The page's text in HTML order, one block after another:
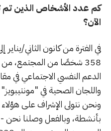
كم عدد الأشخاص الذين تم
الآن؟
في الفترة من كانون الثاني/
358 شخصًا من المجتمع،
الدعم النفسي الاجتماعي في
واللجان الصحية في
ونحن نتولى الإشراف على
بأنشطة، وبالفعل وصلنا نحن -